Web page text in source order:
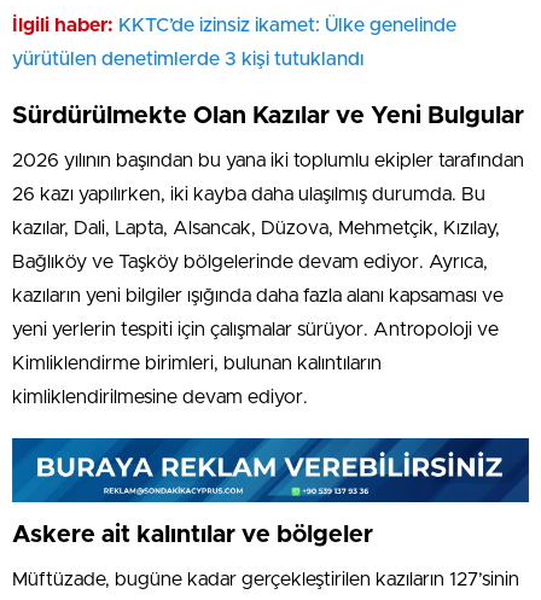
İlgili haber: KKTC’de izinsiz ikamet: Ülke genelinde
yürütülen denetimlerde 3 kişi tutuklandı
Sürdürülmekte Olan Kazılar ve Yeni Bulgular
2026 yılının başından bu yana iki toplumlu ekipler tarafından
26 kazı yapılırken, iki kayba daha ulaşılmış durumda. Bu
kazılar, Dali, Lapta, Alsancak, Düzova, Mehmetçik, Kızılay,
Bağlıköy ve Taşköy bölgelerinde devam ediyor. Ayrıca,
kazıların yeni bilgiler ışığında daha fazla alanı kapsaması ve
yeni yerlerin tespiti için çalışmalar sürüyor. Antropoloji ve
Kimliklendirme birimleri, bulunan kalıntıların
kimliklendirilmesine devam ediyor.
Askere ait kalıntılar ve bölgeler
Müftüzade, bugüne kadar gerçekleştirilen kazıların 127’sinin